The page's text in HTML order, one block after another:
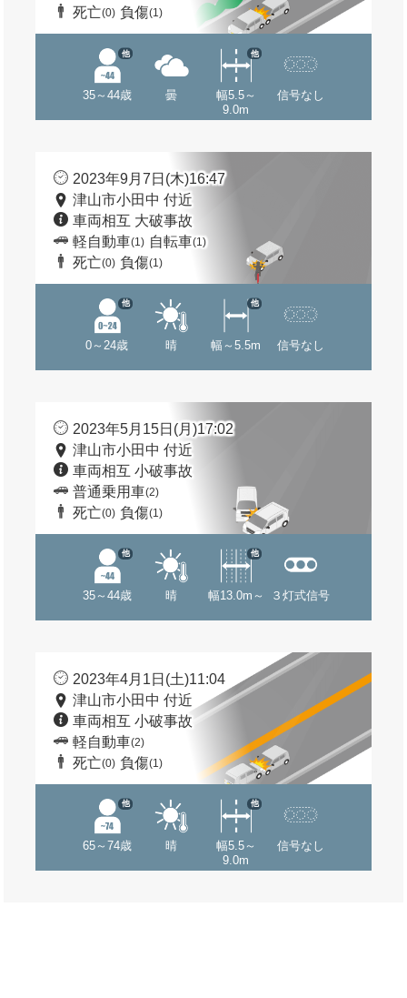
死亡(0) 負傷(1)
35～44歳
他
曇
幅5.5～
9.0m
他
信号なし
2023年9月7日(木)16:47
津山市小田中 付近
車両相互 大破事故
軽自動車(1) 自転車(1)
死亡(0) 負傷(1)
0～24歳
他
晴 幅～5.5m
他
信号なし
2023年5月15日(月)17:02
津山市小田中 付近
車両相互 小破事故
普通乗用車(2)
死亡(0) 負傷(1)
35～44歳
他
晴 幅13.0m～
他
３灯式信号
2023年4月1日(土)11:04
津山市小田中 付近
車両相互 小破事故
軽自動車(2)
死亡(0) 負傷(1)
65～74歳
他
晴
幅5.5～
9.0m
他
信号なし